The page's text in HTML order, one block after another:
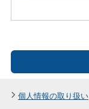
個人情報の取り扱い